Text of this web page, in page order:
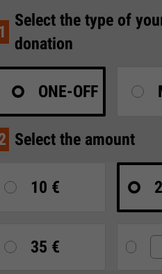
1
Select the type of
donation
ONE-OFF
Select the amount
10 €
35 €